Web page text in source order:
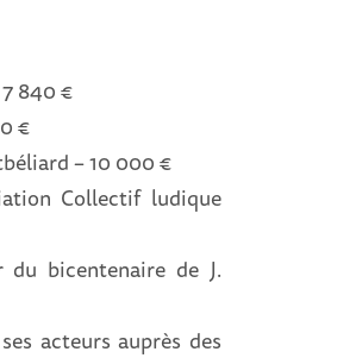
840 €
€
– 10 000 €
Collectif ludique
bicentenaire de J.
acteurs auprès des